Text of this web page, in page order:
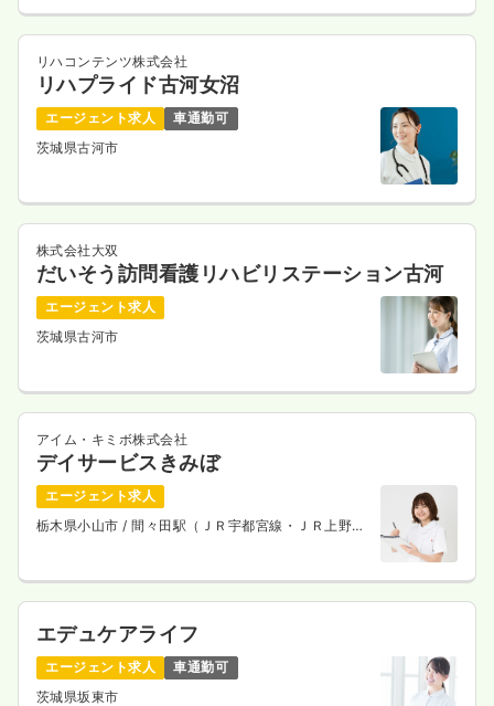
気になる 詳細を見る
介護・福祉系 一般＋療養
23.1
※経験6年の例
時間 8:30～17:30
日曜休み
月給23万円以上可
日勤のみ（パート）
給与 時給 1,200
円〜
時間
8:30～17:30
日曜休み
時給1,200円以上可
気になる 詳細を見る
透析正・准看護師 一般＋療養
リハコンテンツ株式会社
リハプライド古河女沼
エージェント求人
車通勤可
茨城県古河市
株式会社大双
だいそう訪問看護リハビリステーション古河
エージェント求人
茨城県古河市
アイム・キミボ株式会社
デイサービスきみぼ
エージェント求人
栃木県小山市 / 間々田駅（ＪＲ宇都宮線・ＪＲ上野東
エデュケアライフ
エージェント求人
車通勤可
茨城県坂東市